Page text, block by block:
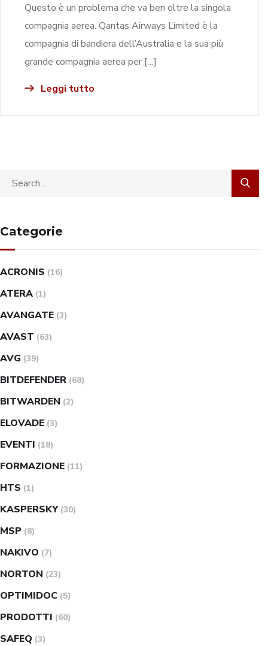
Questo è un problema che va ben oltre la singola
compagnia aerea. Qantas Airways Limited è la
compagnia di bandiera dell’Australia e la sua più
grande compagnia aerea per […]
Leggi tutto
Categorie
ACRONIS (16)
ATERA (1)
AVANGATE (3)
AVAST (63)
AVG (39)
BITDEFENDER (68)
BITWARDEN (2)
ELOVADE (3)
EVENTI (18)
FORMAZIONE (11)
HTS (1)
KASPERSKY (30)
MSP (8)
NAKIVO (7)
NORTON (23)
OPTIMIDOC (5)
PRODOTTI (60)
SAFEQ (3)